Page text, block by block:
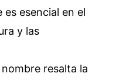
es esencial en el
y las
nombre resalta la